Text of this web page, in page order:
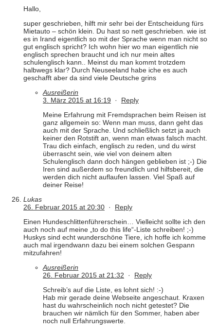
Hallo,
super geschrieben, hilft mir sehr bei der Entscheidung fürs
Mietauto – schön klein. Du hast so nett geschrieben. wie ist
es in Irand eigentlich so mit der Sprache wenn man nicht so
gut englisch spricht? Ich wohn hier wo man eigentlich nie
englisch sprechen braucht und ich nur mein altes
schulenglisch kann.. Meinst du man kommt trotzdem
halbwegs klar? Durch Neuseeland habe iche es auch
geschafft aber da sind viele Deutsche grins
Ausreißerin
3. März 2015 at 16:19 · Reply
Meine Erfahrung mit Fremdsprachen beim Reisen ist
ganz allgemein so: Wenn man muss, dann geht das
auch mit der Sprache. Und schließlich setzt ja auch
keiner den Rotstift an, wenn man etwas falsch macht.
Trau dich einfach, englisch zu reden, und du wirst
überrascht sein, wie viel von deinem alten
Schulenglisch dann doch hängen geblieben ist ;-) Die
Iren sind außerdem so freundlich und hilfsbereit, die
werden dich nicht auflaufen lassen. Viel Spaß auf
deiner Reise!
Lukas
26. Februar 2015 at 20:30 · Reply
Einen Hundeschlittenführerschein… Vielleicht sollte ich den
auch noch auf meine „to do this life“-Liste schreiben! ;-)
Huskys sind echt wunderschöne Tiere, ich hoffe ich komme
auch mal irgendwann dazu bei einem solchen Gespann
mitzufahren!
Ausreißerin
26. Februar 2015 at 21:32 · Reply
Schreib’s auf die Liste, es lohnt sich! :-)
Hab mir gerade deine Webseite angeschaut. Kraxen
hast du wahrscheinlich noch nicht getestet? Die
brauchen wir nämlich für den Sommer, haben aber
noch null Erfahrungswerte.